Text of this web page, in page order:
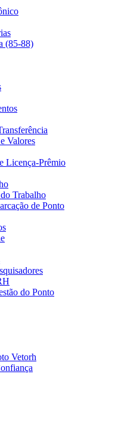
(85-88)
Valores
Licença-Prêmio
Trabalho
de Ponto
do Ponto
Vetorh